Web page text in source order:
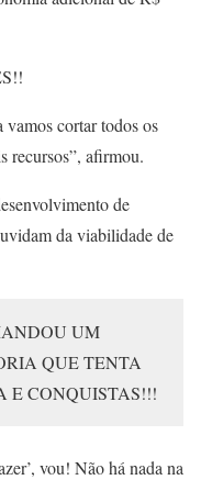
cortar todos os
recursos”, afirmou.
de
da viabilidade de
UM
QUE TENTA
E CONQUISTAS!!!
vou! Não há nada na